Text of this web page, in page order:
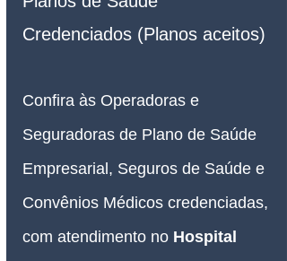
Credenciados (Planos aceitos)
Confira às Operadoras e
Seguradoras de Plano de Saúde
Empresarial, Seguros de Saúde e
Convênios Médicos credenciadas,
com atendimento no Hospital